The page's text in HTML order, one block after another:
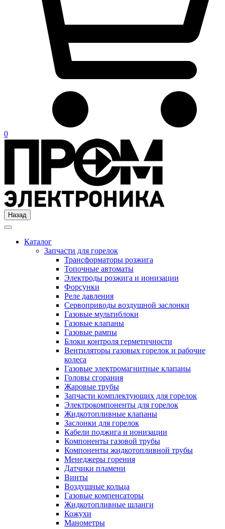
0
Назад
Каталог
Запчасти для горелок
Трансформаторы розжига
Топочные автоматы
Электроды розжига и ионизации
Форсунки
Реле давления
Сервоприводы воздушной заслонки
Газовые мультиблоки
Газовые клапаны
Газовые рампы
Блоки контроля герметичности
Вентиляторы газовых горелок и рабочие
колеса
Газовые электромагнитные клапаны
Головы сгорания
Жаровые трубы
Запчасти комплектующих для горелок
Электрокомпоненты для горелок
Жидкотопливные клапаны
Заслонки для горелок
Кабели поджига и ионизации
Компоненты газовой трубы
Компоненты жидкотопливной трубы
Менеджеры горения
Датчики пламени
Винты
Воздушные кольца
Газовые компенсаторы
Жидкотопливные шланги
Кожухи
Манометры